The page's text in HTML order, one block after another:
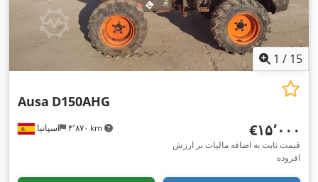
1 / 15
اسپانیا ۴٬۸۷۰ km
Ausa D150AHG
‎€۱۵٬۰۰۰
قیمت ثابت به اضافه مالیات بر ارزش
افزوده